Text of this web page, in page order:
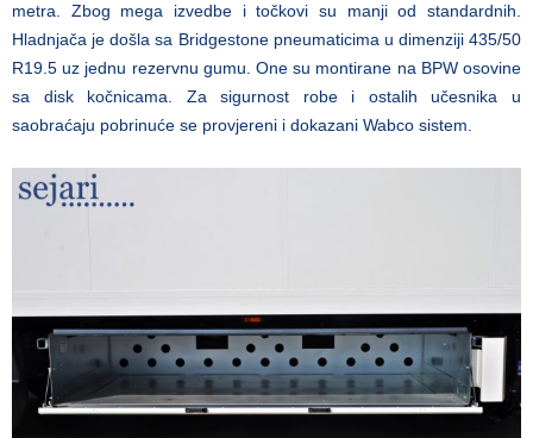
metra. Zbog mega izvedbe i točkovi su manji od standardnih.
Hladnjača je došla sa Bridgestone pneumaticima u dimenziji 435/50
R19.5 uz jednu rezervnu gumu. One su montirane na BPW osovine
sa disk kočnicama. Za sigurnost robe i ostalih učesnika u
saobraćaju pobrinuće se provjereni i dokazani Wabco sistem.